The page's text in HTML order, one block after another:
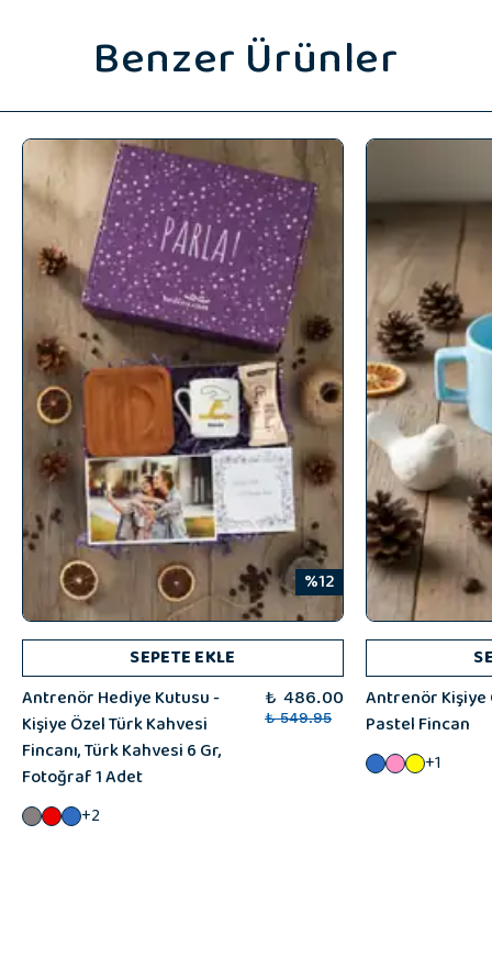
Benzer Ürünler
%12
SEPETE EKLE
Antrenör Hediye Kutusu -
Kişiye Özel Türk Kahvesi
Fincanı, Türk Kahvesi 6 Gr,
Fotoğraf 1 Adet
₺ 486.00
₺ 549.95
+2
Antrenör Kişiye
Pastel Fincan
+1